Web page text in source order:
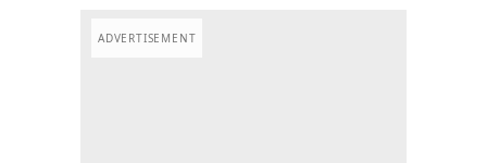
ADVERTISEMENT